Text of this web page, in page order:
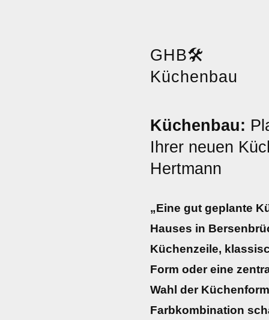
GHB🛠️
Küchenbau
Küchenbau:
Ihrer neuen
Hertmann
„Eine gut geplante
Hauses in
Küchenzeile,
Form oder eine
Wahl der
Farbkombination